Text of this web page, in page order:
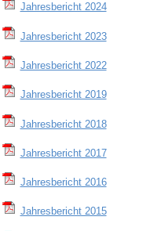
Jahresbericht 2024
Jahresbericht 2023
Jahresbericht 2022
Jahresbericht 2019
Jahresbericht 2018
Jahresbericht 2017
Jahresbericht 2016
Jahresbericht 2015